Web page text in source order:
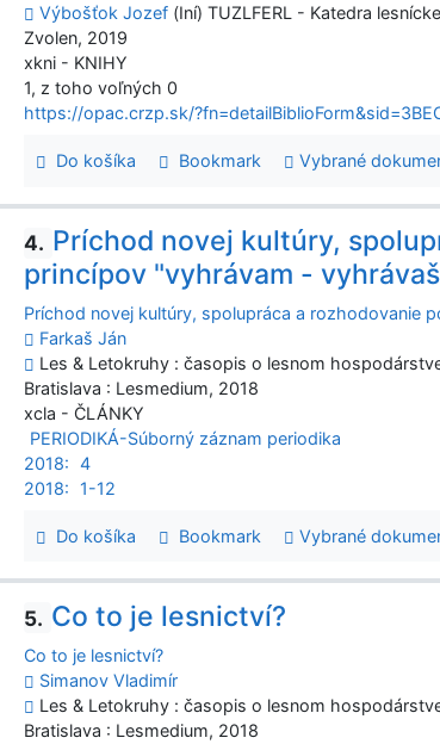
Výbošťok Jozef (Iní) TUZLFERL - Katedra
Zvolen, 2019
xkni - KNIHY
1, z toho voľných 0
https://opac.crzp.sk/
Do košíka Bookmark Vybrané
4. Príchod novej kultúry,
princípov "vyhrávam -
Príchod novej kultúry, spolupráca a rozhodovanie
Farkaš Ján
Les & Letokruhy : časopis o lesnom
Bratislava : Lesmedium, 2018
xcla - ČLÁNKY
PERIODIKÁ-Súborný záznam periodika
2018:
4
2018:
1-12
Do košíka Bookmark Vybrané
5. Co to je lesnictví?
Co to je lesnictví?
Simanov Vladimír
Les & Letokruhy : časopis o lesnom
Bratislava : Lesmedium, 2018